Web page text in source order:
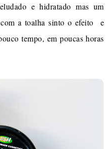
e hidratado mas um
com a toalha sinto o efeito e
tempo, em poucas horas